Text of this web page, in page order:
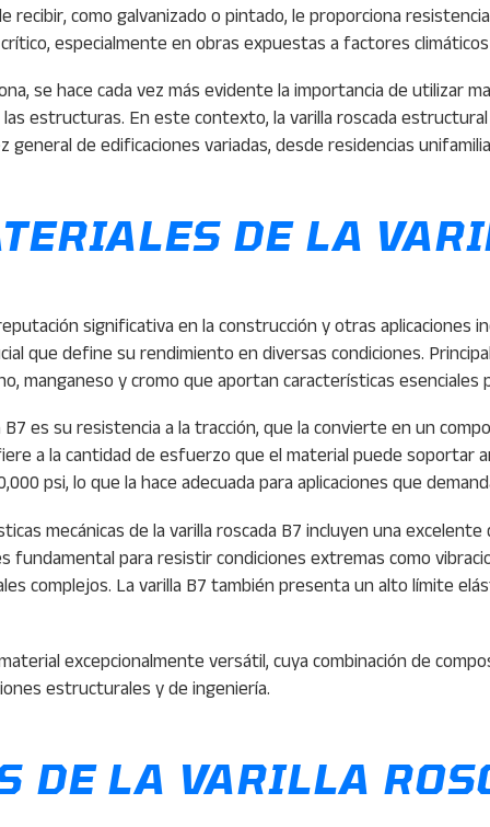
como galvanizado o pintado, le proporciona
especialmente en obras expuestas a factores
se hace cada vez más evidente la importancia de utilizar
estructuras. En este contexto, la varilla roscada
de edificaciones variadas, desde residencias
DE LA
significativa en la construcción y otras aplicaciones
que define su rendimiento en diversas condiciones.
manganeso y cromo que aportan características esenciales
B7 es su resistencia a la tracción, que la convierte en un
a la cantidad de esfuerzo que el material puede soportar
psi, lo que la hace adecuada para aplicaciones que
mecánicas de la varilla roscada B7 incluyen una
para resistir condiciones extremas como
complejos. La varilla B7 también presenta un alto límite
excepcionalmente versátil, cuya combinación de
estructurales y de ingeniería.
DE LA VARILLA